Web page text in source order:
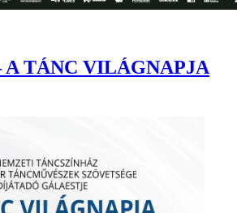
A TÁNC VILÁGNAPJA